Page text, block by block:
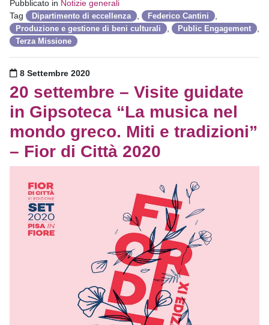
Pubblicato in Notizie generali
Tag
Dipartimento di eccellenza Federico Cantini
Produzione e gestione di beni culturali Public Engagement
Terza Missione
Pubblicato il
8 Settembre 2020
20 settembre – Visite guidate
in Gipsoteca “La musica nel
mondo greco. Miti e tradizioni”
– Fior di Città 2020